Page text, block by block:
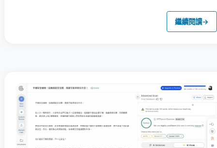
繼續閱讀→